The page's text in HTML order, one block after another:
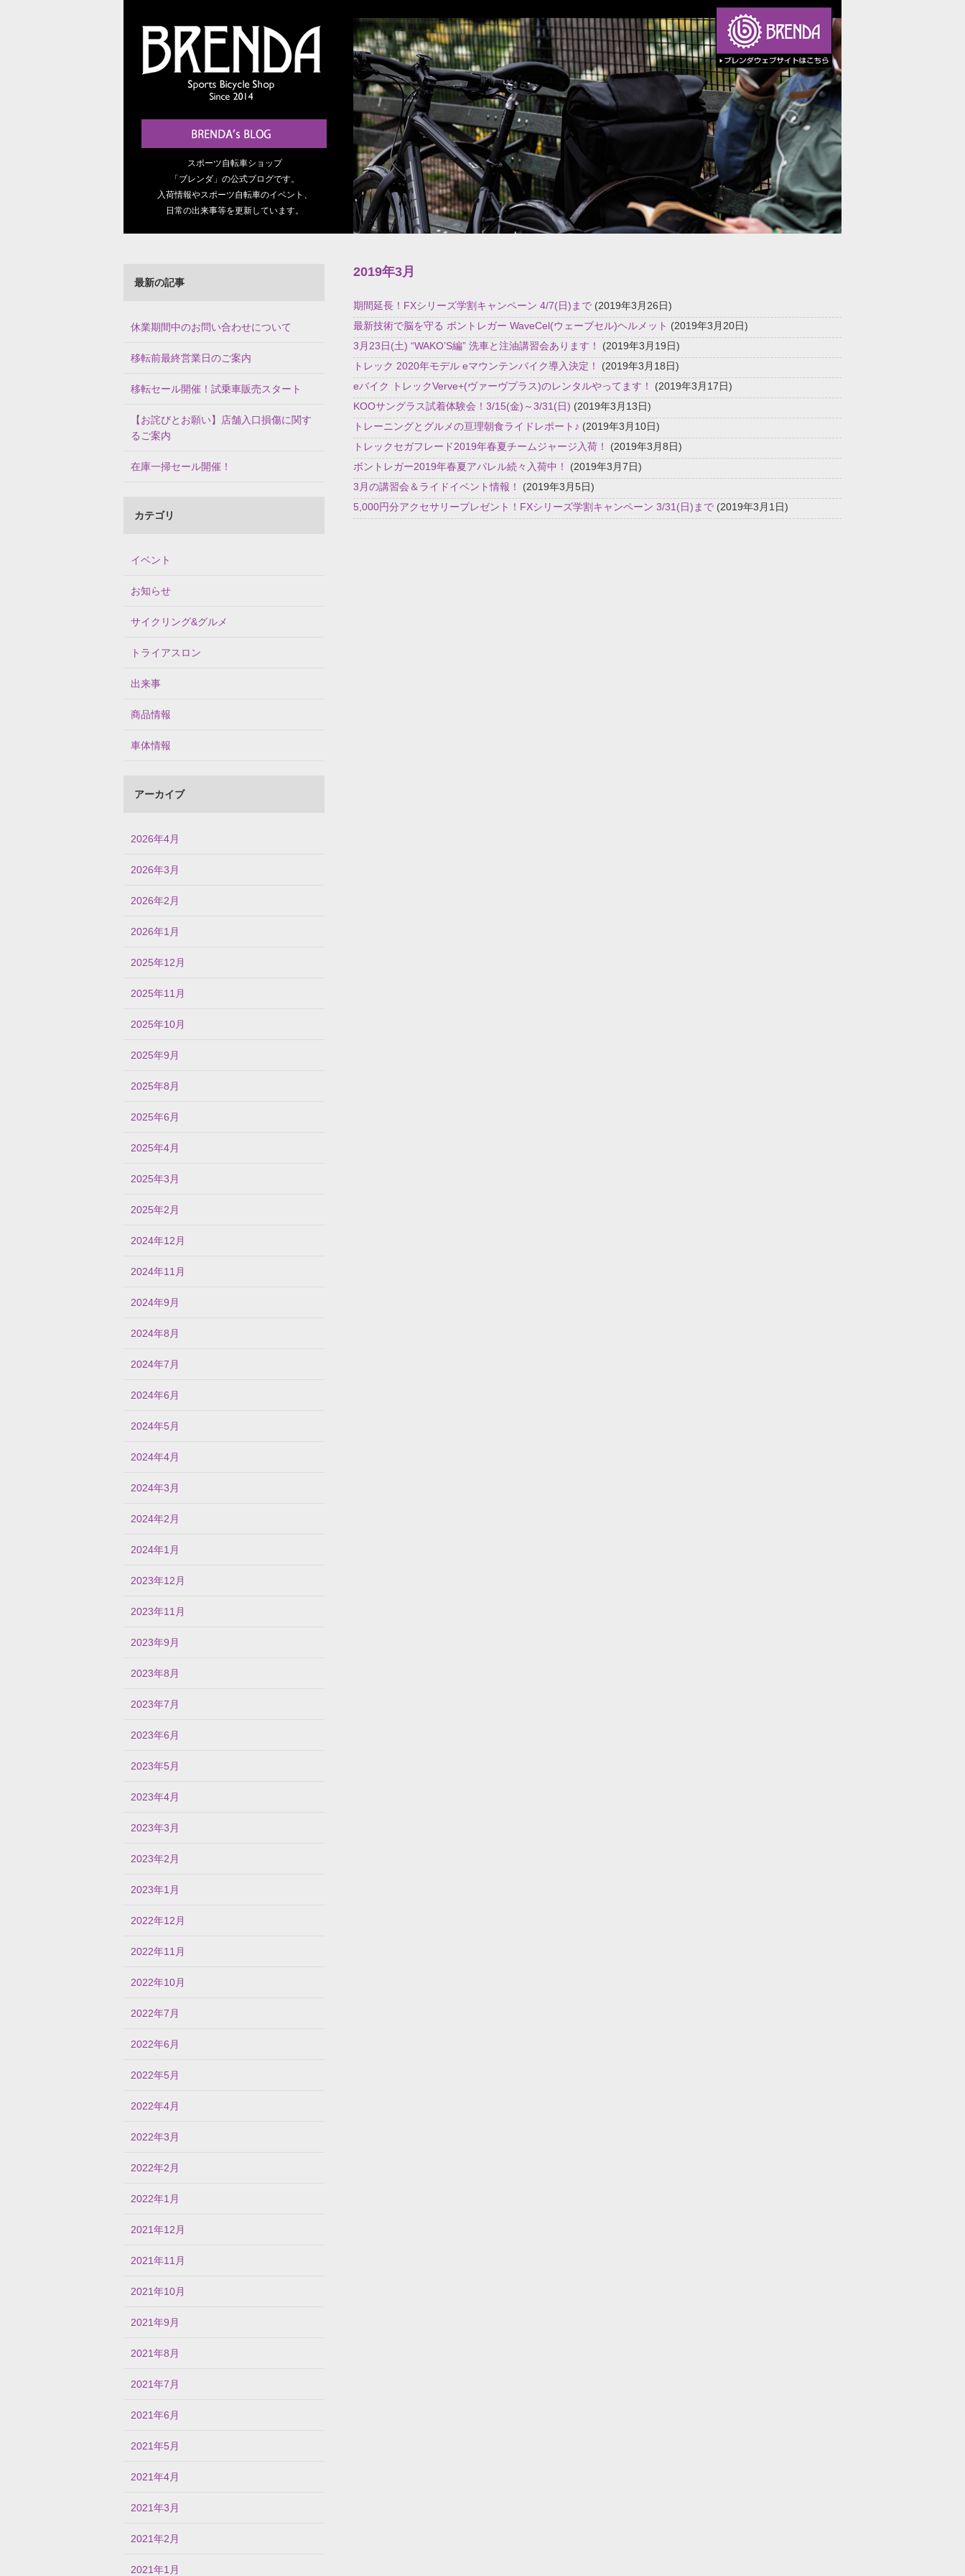
スポーツ自転車ショップ
「ブレンダ」の公式ブログです。
入荷情報やスポーツ自転車のイベント、
日常の出来事等を更新しています。
2019年3月
期間延長！FXシリーズ学割キャンペーン 4/7(日)まで (2019年3月26日)
最新技術で脳を守る ボントレガー WaveCel(ウェーブセル)ヘルメット (2019年3月20日)
3月23日(土) “WAKO’S編” 洗車と注油講習会あります！
(2019年3月19日)
トレック 2020年モデル eマウンテンバイク導入決定！
(2019年3月18日)
eバイク トレックVerve+(ヴァーヴプラス)のレンタルやってます！
(2019年3月17日)
KOOサングラス試着体験会！3/15(金)～3/31(日) (2019年3月13日)
トレーニングとグルメの亘理朝食ライドレポート♪ (2019年3月10日)
トレックセガフレード2019年春夏チームジャージ入荷！
(2019年3月8日)
ボントレガー2019年春夏アパレル続々入荷中！
(2019年3月7日)
3月の講習会＆ライドイベント情報！
(2019年3月5日)
5,000円分アクセサリープレゼント！FXシリーズ学割キャンペーン 3/31(日)まで (2019年3月1日)
最新の記事
休業期間中のお問い合わせについて
移転前最終営業日のご案内
移転セール開催！試乗車販売スタート
【お詫びとお願い】店舗入口損傷に関す
るご案内
在庫一掃セール開催！
カテゴリ
イベント
お知らせ
サイクリング&グルメ
トライアスロン
出来事
商品情報
車体情報
アーカイブ
2026年4月
2026年3月
2026年2月
2026年1月
2025年12月
2025年11月
2025年10月
2025年9月
2025年8月
2025年6月
2025年4月
2025年3月
2025年2月
2024年12月
2024年11月
2024年9月
2024年8月
2024年7月
2024年6月
2024年5月
2024年4月
2024年3月
2024年2月
2024年1月
2023年12月
2023年11月
2023年9月
2023年8月
2023年7月
2023年6月
2023年5月
2023年4月
2023年3月
2023年2月
2023年1月
2022年12月
2022年11月
2022年10月
2022年7月
2022年6月
2022年5月
2022年4月
2022年3月
2022年2月
2022年1月
2021年12月
2021年11月
2021年10月
2021年9月
2021年8月
2021年7月
2021年6月
2021年5月
2021年4月
2021年3月
2021年2月
2021年1月